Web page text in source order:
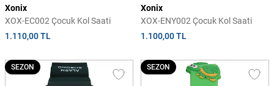
Xonix
XOX-EC002 Çocuk Kol Saati
1.110,00 TL
Xonix
XOX-ENY002 Çocuk Kol Saati
1.100,00 TL
SEZON SEZON